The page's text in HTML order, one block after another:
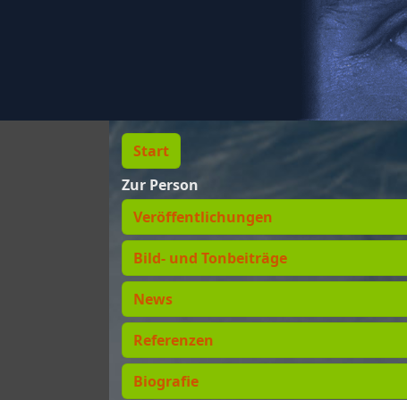
Start
Zur Person
Veröffentlichungen
Bild- und Tonbeiträge
News
Referenzen
Biografie